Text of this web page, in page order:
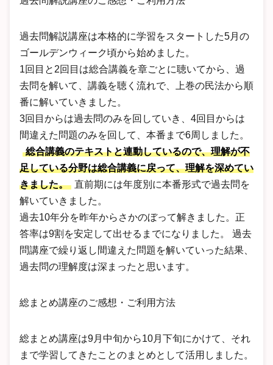
過去問解説講座は本格的に学習をスタートした5月の
ゴールデンウィーク頃から始めました。
1回目と2回目は総合講義を章ごとに聴いてから、過
去問を解いて、講義を聴く流れで、上巻の民法から順
番に解いていきました。
3回目からは過去問のみを回していき、4回目からは
間違えた問題のみを回して、本番まで6周しました。
総合講義のテキストと連動しているので、理解が不
足している分野は総合講義に戻って、理解を深めてい
きました。 直前期には年度別に本番形式で過去問を
解いていきました。
過去10年分を昨年からさかのぼって解きました。正
答率は9割を安定して出せるまでになりました。 過去
問講座で繰り返し間違えた問題を解いていった結果、
過去問の理解度は深まったと思います。
総まとめ講座のご感想・ご利用方法
総まとめ講座は9月中旬から10月下旬にかけて、それ
まで学習してきたことのまとめとして活用しました。